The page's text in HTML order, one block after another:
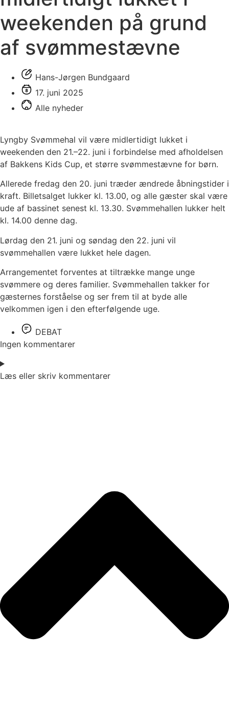
weekenden på grund
af svømmestævne
Hans-Jørgen Bundgaard
17. juni 2025
Alle nyheder
Lyngby Svømmehal vil være midlertidigt lukket i
weekenden den 21.–22. juni i forbindelse med afholdelsen
af Bakkens Kids Cup, et større svømmestævne for børn.
Allerede fredag den 20. juni træder ændrede åbningstider i
kraft. Billetsalget lukker kl. 13.00, og alle gæster skal være
ude af bassinet senest kl. 13.30. Svømmehallen lukker helt
kl. 14.00 denne dag.
Lørdag den 21. juni og søndag den 22. juni vil
svømmehallen være lukket hele dagen.
Arrangementet forventes at tiltrække mange unge
svømmere og deres familier. Svømmehallen takker for
gæsternes forståelse og ser frem til at byde alle
velkommen igen i den efterfølgende uge.
DEBAT
Ingen kommentarer
Læs eller skriv kommentarer